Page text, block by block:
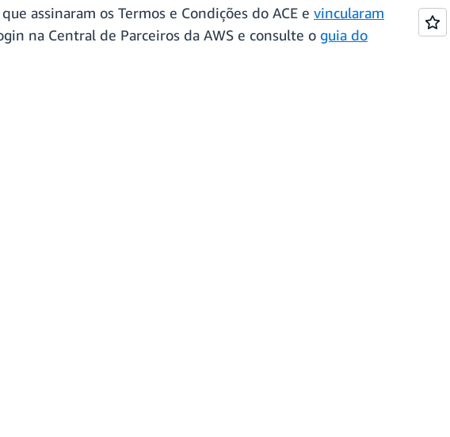
assinaram os Termos e Condições do ACE e vincularam
na Central de Parceiros da AWS e consulte o guia do